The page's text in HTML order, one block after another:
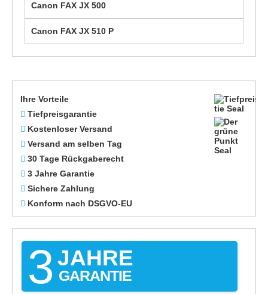
Ihre Vorteile
Tiefpreisgarantie
Kostenloser Versand
Versand am selben Tag
30 Tage Rückgaberecht
3 Jahre Garantie
Sichere Zahlung
Konform nach DSGVO-EU
3 JAHRE
GARANTIE
Canon FAX JX 500
Canon FAX JX 510 P